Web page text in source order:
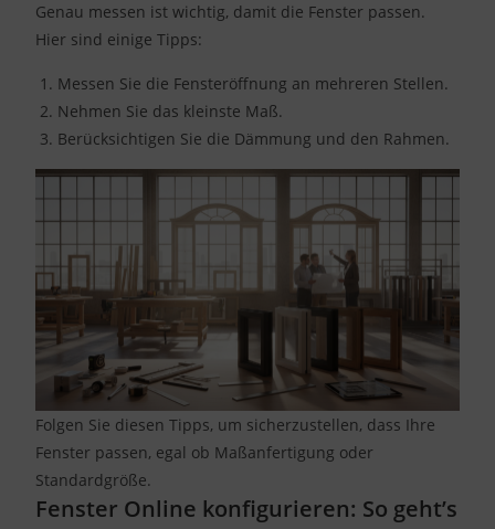
Genau messen ist wichtig, damit die Fenster passen.
Hier sind einige Tipps:
Messen Sie die Fensteröffnung an mehreren Stellen.
Nehmen Sie das kleinste Maß.
Berücksichtigen Sie die Dämmung und den Rahmen.
Folgen Sie diesen Tipps, um sicherzustellen, dass Ihre
Fenster passen, egal ob Maßanfertigung oder
Standardgröße.
Fenster Online konfigurieren: So geht’s